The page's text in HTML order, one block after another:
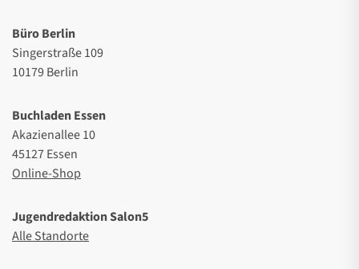
Büro Berlin
Singerstraße 109
10179 Berlin
Buchladen Essen
Akazienallee 10
45127 Essen
Online-Shop
Jugendredaktion Salon5
Alle Standorte